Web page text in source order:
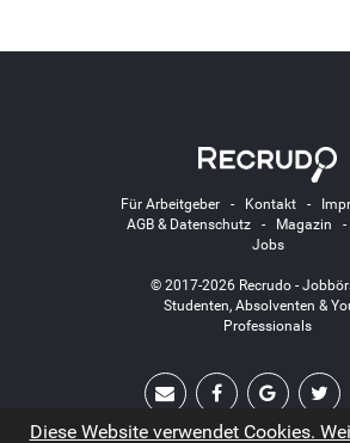
Für Arbeitgeber- Kontakt-
AGB & Datenschutz- Magazin -
Jobs
© 2017-2026 Recrudo -
Studenten, Absolventen &
Professionals
Diese Website verwendet Cookies.